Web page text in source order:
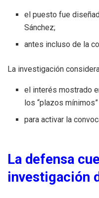
el puesto fue
Sánchez;
antes incluso de la
La investigación
el interés mostrado
los “plazos
para activar la
La defensa
investigación